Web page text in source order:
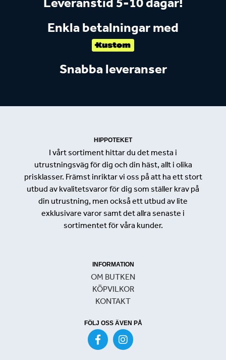
Enkla betalningar med
Snabba leveranser
HIPPOTEKET
I vårt sortiment hittar du det mesta i
utrustningsväg för dig och din häst, allt i olika
prisklasser. Främst inriktar vi oss på att ha ett stort
utbud av kvalitetsvaror för dig som ställer krav på
din utrustning, men också ett utbud av lite
exklusivare varor samt det allra senaste i
sortimentet för våra kunder.
INFORMATION
OM BUTKEN
KÖPVILKOR
KONTAKT
FÖLJ OSS ÄVEN PÅ